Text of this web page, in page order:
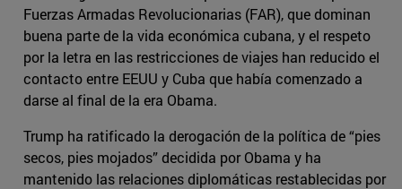
Fuerzas Armadas Revolucionarias (FAR), que dominan
buena parte de la vida económica cubana, y el respeto
por la letra en las restricciones de viajes han reducido el
contacto entre EEUU y Cuba que había comenzado a
darse al final de la era Obama.
Trump ha ratificado la derogación de la política de “pies
secos, pies mojados” decidida por Obama y ha
mantenido las relaciones diplomáticas restablecidas por